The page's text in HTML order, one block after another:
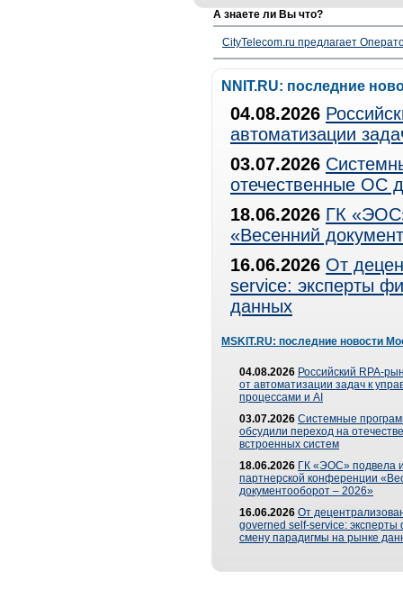
А знаете ли Вы что?
CityTelecom.ru предлагает
NNIT.RU: последние
04.08.2026
автоматизации
03.07.2026
отечественные ОС
18.06.2026 ГК
«Весенний
16.06.2026 От
service: эксперты
данных
MSKIT.RU: последние новости
04.08.2026 Российский RPA-
от автоматизации задач к
процессами и AI
03.07.2026 Системные
обсудили переход на
встроенных систем
18.06.2026 ГК «ЭОС» подвела
партнерской конференции
документооборот – 2026»
16.06.2026 От
governed self-service: эксперты
смену парадигмы на рынке